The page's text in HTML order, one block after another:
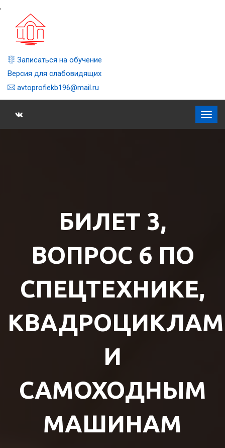
,
Записаться на обучение
Версия для слабовидящих
avtoprofiekb196@mail.ru
БИЛЕТ 3,
ВОПРОС 6 ПО
СПЕЦТЕХНИКЕ,
КВАДРОЦИКЛАМ
И
САМОХОДНЫМ
МАШИНАМ